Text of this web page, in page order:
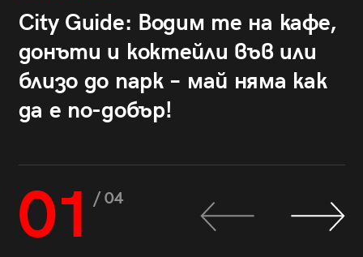
City Guide: Водим те на кафе,
донъти и коктейли във или
близо до парк – май няма как
да е по-добър!
01 / 04